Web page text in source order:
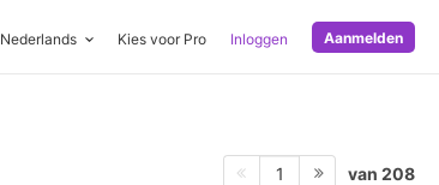
Nederlands Kies voor Pro Inloggen Aanmelden
1 van 208